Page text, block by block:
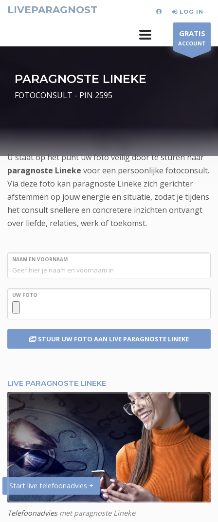
LIVEPARAGNOST LOG IN
GRATIS
ACCOUNT
PARAGNOSTE LINEKE
FOTOCONSULT - PIN 2595
U staat op het punt uw foto veilig door te sturen naar
paragnoste Lineke voor een persoonlijke fotoconsult.
Via deze foto kan paragnoste Lineke zich gerichter
afstemmen op jouw energie en situatie, zodat je tijdens
het consult snellere en concretere inzichten ontvangt
over liefde, relaties, werk of toekomst.
NAAM EN VOORNAAM
UW FOTO
STUUR UW FOTO AAN LIVE PARAGNOSTE LINEKE
LIVE PARAGNOSTE LINEKE
Start live telefoonadvies +
Telefoonadviesmet paragnoste Lineke